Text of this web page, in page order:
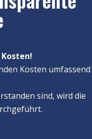
Kosten umfassend
sind, wird die